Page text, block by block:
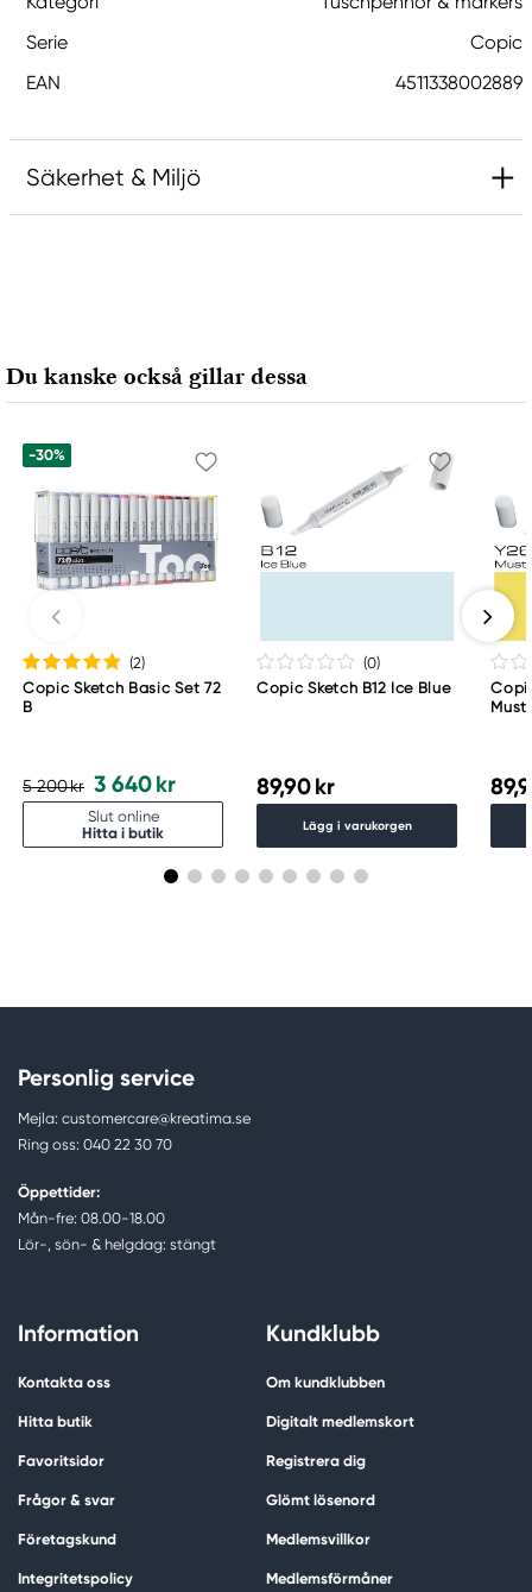
Serie
Copic
EAN
4511338002889
Säkerhet & Miljö
65205 Wiesbaden, Germany
export@holtz-gmbh.de
Copic
Too Marker Products Inc.
Meguro Higashiyama Bldg., 1-4-4 Higashiyama,
Meguro-ku
www.toomarker.co.jp
Du kanske också gillar dessa
-30%
(2)
Copic Sketch Basic Set 72
B
5 200 kr 3 640 kr
Slut online
Hitta i butik
(0)
Copic Sketch B12 Ice Blue
89,90 kr
Lägg i varukorgen
Personlig service
Mejla: customercare@kreatima.se
Ring oss: 040 22 30 70
Öppettider:
Mån-fre: 08.00-18.00
Lör-, sön- & helgdag: stängt
Information
Kontakta oss
Hitta butik
Favoritsidor
Frågor & svar
Företagskund
Integritetspolicy
Kundklubb
Om kundklubben
Digitalt medlemskort
Registrera dig
Glömt lösenord
Medlemsvillkor
Medlemsförmåner